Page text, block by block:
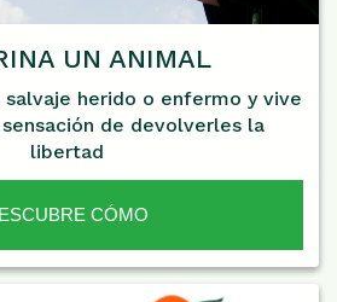
UN ANIMAL
salvaje herido o enfermo y vive
sensación de devolverles la
libertad
CÓMO